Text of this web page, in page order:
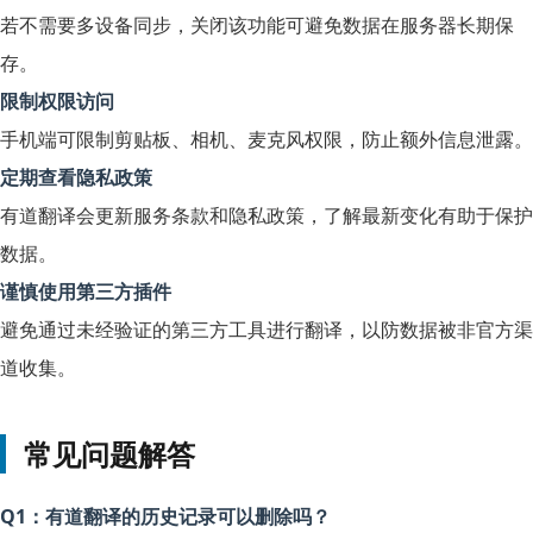
若不需要多设备同步，关闭该功能可避免数据在服务器长期保
存。
限制权限访问
手机端可限制剪贴板、相机、麦克风权限，防止额外信息泄露。
定期查看隐私政策
有道翻译会更新服务条款和隐私政策，了解最新变化有助于保护
数据。
谨慎使用第三方插件
避免通过未经验证的第三方工具进行翻译，以防数据被非官方渠
道收集。
常见问题解答
Q1：有道翻译的历史记录可以删除吗？